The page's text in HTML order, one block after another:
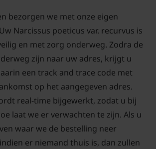
bezorgen we met onze eigen
Narcissus poeticus var. recurvus is
en met zorg onderweg. Zodra de
zijn naar uw adres, krijgt u
een track and trace code met
op het aangegeven adres.
real-time bijgewerkt, zodat u bij
laat we er verwachten te zijn. Als u
waar we de bestelling neer
er niemand thuis is, dan zullen